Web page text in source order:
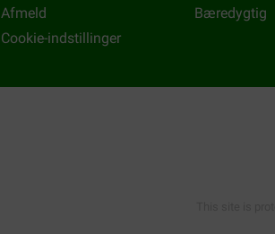
Afmeld
Cookie-indstillinger
Bæredygtig